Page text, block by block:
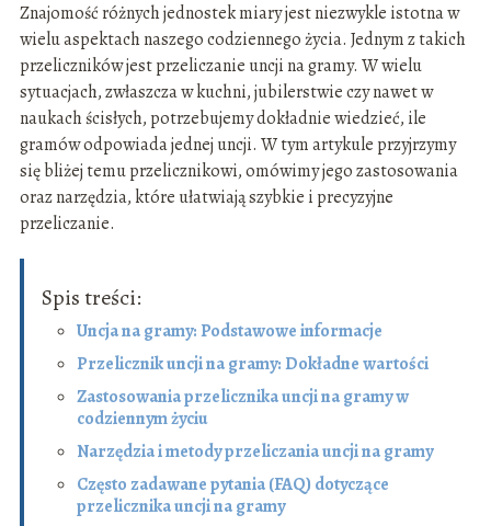
Znajomość różnych jednostek miary jest niezwykle istotna w
wielu aspektach naszego codziennego życia. Jednym z takich
przeliczników jest przeliczanie uncji na gramy. W wielu
sytuacjach, zwłaszcza w kuchni, jubilerstwie czy nawet w
naukach ścisłych, potrzebujemy dokładnie wiedzieć, ile
gramów odpowiada jednej uncji. W tym artykule przyjrzymy
się bliżej temu przelicznikowi, omówimy jego zastosowania
oraz narzędzia, które ułatwiają szybkie i precyzyjne
przeliczanie.
Spis treści:
Uncja na gramy: Podstawowe informacje
Przelicznik uncji na gramy: Dokładne wartości
Zastosowania przelicznika uncji na gramy w
codziennym życiu
Narzędzia i metody przeliczania uncji na gramy
Często zadawane pytania (FAQ) dotyczące
przelicznika uncji na gramy